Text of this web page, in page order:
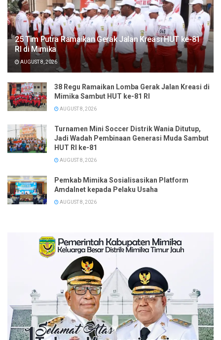
25 Tim Putra Ramaikan Gerak Jalan Kreasi HUT ke-81
RI di Mimika
AUGUST 8, 2026
38 Regu Ramaikan Lomba Gerak Jalan Kreasi di
Mimika Sambut HUT ke-81 RI
AUGUST 8, 2026
Turnamen Mini Soccer Distrik Wania Ditutup,
Jadi Wadah Pembinaan Generasi Muda Sambut
HUT RI ke-81
AUGUST 8, 2026
Pemkab Mimika Sosialisasikan Platform
Amdalnet kepada Pelaku Usaha
AUGUST 8, 2026